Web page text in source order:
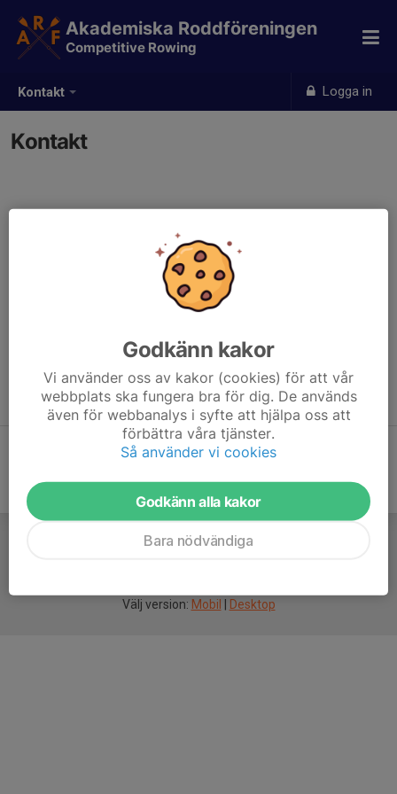
Kontakt Logga in
Akademiska Roddföreningen
Competitive Rowing
Kontakt
Mobil visas bara för inloggade
Registration
You can find the registration formhere
Välj version: Mobil Desktop
Godkänn kakor
Vi använder oss av kakor (cookies) för att vår
webbplats ska fungera bra för dig. De används
även för webbanalys i syfte att hjälpa oss att
förbättra våra tjänster.
Så använder vi cookies
Godkänn alla kakor
Bara nödvändiga